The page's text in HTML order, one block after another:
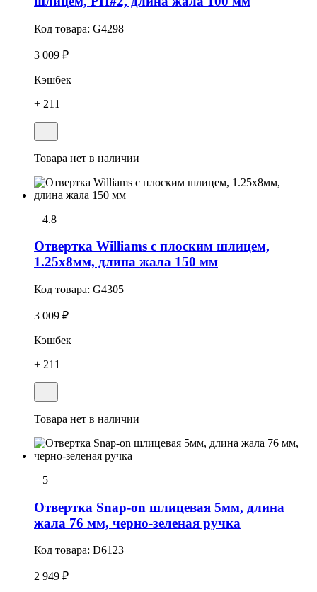
Код товара: G4298
3 009 ₽
Кэшбек
+ 211
Товара нет в наличии
4.8
Отвертка Williams с плоским шлицем,
1.25х8мм, длина жала 150 мм
Код товара: G4305
3 009 ₽
Кэшбек
+ 211
Товара нет в наличии
5
Отвеpтка Snap-on шлицевая 5мм, длина
жала 76 мм, черно-зеленая ручка
Код товара: D6123
2 949 ₽